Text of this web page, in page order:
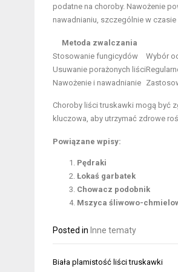
podatne na choroby. Nawożenie
nawadnianiu, szczególnie w
Metoda zwalczania
Stosowanie fungicydów
Wybór
Usuwanie porażonych liści
Nawożenie i nawadnianie
Choroby liści truskawki mogą być
kluczowa, aby utrzymać zdrowe
Powiązane wpisy:
Pędraki
Łokaś garbatek
Chowacz podobnik
Mszyca śliwowo-
Posted in Inne tematy
Nawigacja
Biała plamistość liści truskawki